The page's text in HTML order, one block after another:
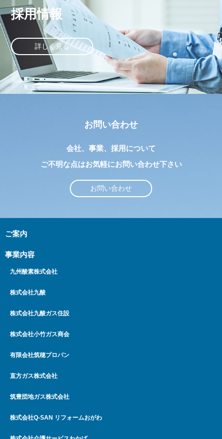
採用情報
詳しく見る
お問い合わせ
会社、事業、採用について
ご不明な点はお気軽にお問い合わせ下さい
お問い合わせ
ご案内
事業内容
九州酸素株式会社
株式会社九酸
株式会社九酸ガス住設
株式会社小竹ガス商会
有限会社筑穂プロパン
直方ガス株式会社
筑豊団地ガス株式会社
株式会社Q-SAN リフォームおがわ